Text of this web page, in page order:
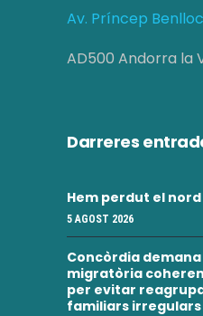
Av. Príncep
AD500 Andorra la
Darreres
Hem perdut el nord
5 AGOST 2026
Concòrdia
migratòria
per evitar
familiars irregulars